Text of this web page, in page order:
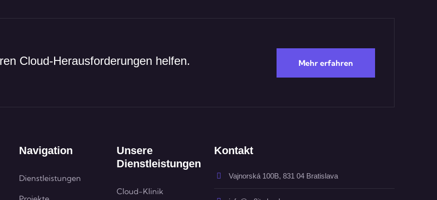
Cloud-Herausforderungen helfen. Mehr erfahren
Navigation
Dienstleistungen
Unsere
Dienstleistungen
Cloud-Klinik
Kontakt
Vajnorská 100B, 831 04 Bratislava